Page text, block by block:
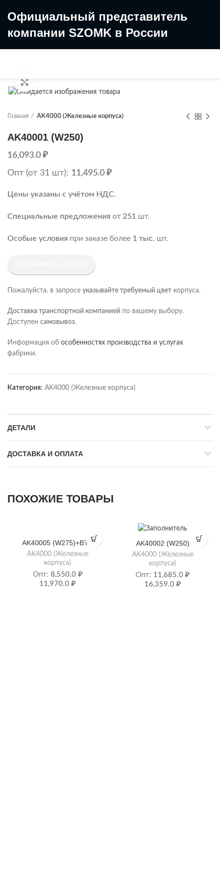
Официальный представитель
компании SZOMK в России
Главная AK4000 (Железные корпуса)
AK40001 (W250)
16,093.0 ₽
Опт (от 31 шт): 11,495.0 ₽
Цены указаны с учётом НДС.
Специальные предложения от 251 шт.
Особые условия при заказе более 1 тыс. шт.
Пожалуйста. в запросе указывайте требуемый цвет корпуса.
Доставка транспортной компанией по вашему выбору.
Доступен самовывоз.
Информация об особенностях производства и услугах
фабрики.
Категория: AK4000 (Железные корпуса)
ДЕТАЛИ
ДОСТАВКА И ОПЛАТА
ПОХОЖИЕ ТОВАРЫ
AK40005 (W275)+BTS
AK4000 (Железные
корпуса)
11,970.0 ₽
Опт: 8,550.0 ₽
AK40002 (W250)
AK4000 (Железные
корпуса)
16,359.0 ₽
Опт: 11,685.0 ₽